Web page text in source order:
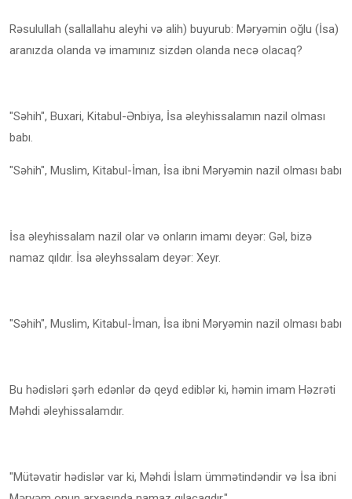
Rəsulullah (sallallahu aleyhi və alih) buyurub: Məryəmin oğlu (İsa)
aranızda olanda və imamınız sizdən olanda necə olacaq?
"Səhih", Buxari, Kitabul-Ənbiya, İsa əleyhissalamın nazil olması
babı.
"Səhih", Muslim, Kitabul-İman, İsa ibni Məryəmin nazil olması babı
İsa əleyhissalam nazil olar və onların imamı deyər: Gəl, bizə
namaz qıldır. İsa əleyhssalam deyər: Xeyr.
"Səhih", Muslim, Kitabul-İman, İsa ibni Məryəmin nazil olması babı
Bu hədisləri şərh edənlər də qeyd ediblər ki, həmin imam Həzrəti
Məhdi əleyhissalamdır.
"Mütəvatir hədislər var ki, Məhdi İslam ümmətindəndir və İsa ibni